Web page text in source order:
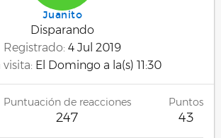
Juanito
Disparando
Registrado 4 Jul 2019
El Domingo a la(s) 11:30
Puntuación de reacciones
247
Puntos
43